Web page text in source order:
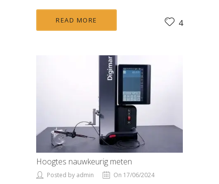
READ MORE 4
Hoogtes nauwkeurig meten
Posted by admin On 17/06/2024